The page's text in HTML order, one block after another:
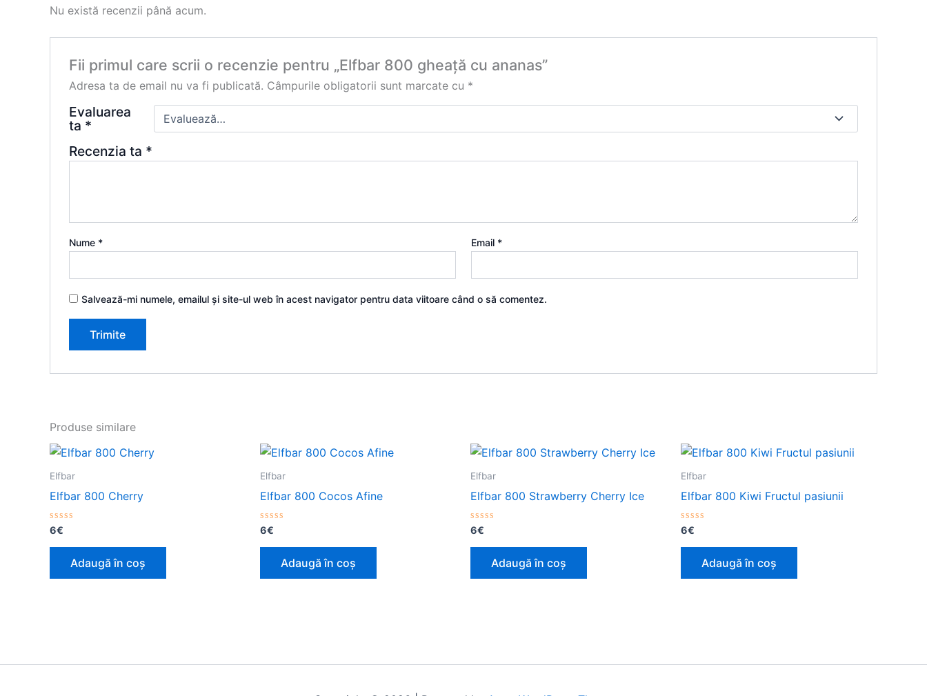
Nu există recenzii până acum.
Fii primul care scrii o recenzie pentru „Elfbar 800 gheață cu ananas”
Adresa ta de email nu va fi publicată. Câmpurile obligatorii sunt marcate cu *
Evaluarea
ta *
Recenzia ta *
Nume * Email *
Salvează-mi numele, emailul și site-ul web în acest navigator pentru data viitoare când o să comentez.
Produse similare
Elfbar
Elfbar 800 Cherry
Evaluat
0
6€
Adaugă în coș
Elfbar
Elfbar 800 Cocos Afine
Evaluat
0
6€
Adaugă în coș
Elfbar
Elfbar 800 Strawberry Cherry Ice
Evaluat
0
6€
Adaugă în coș
Elfbar
Elfbar 800 Kiwi Fructul pasiunii
Evaluat
0
6€
Adaugă în coș